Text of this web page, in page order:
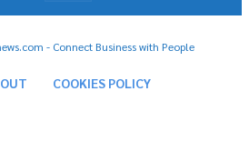
- Connect Business with People
COOKIES POLICY